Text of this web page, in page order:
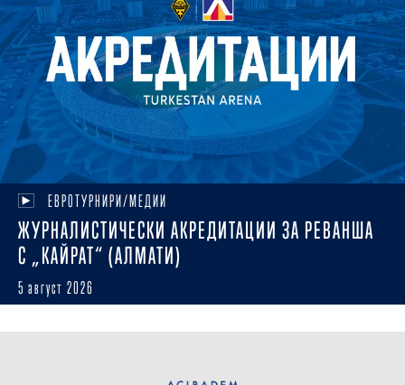
ЕВРОТУРНИРИ/МЕДИИ
ЖУРНАЛИСТИЧЕСКИ АКРЕДИТАЦИИ ЗА РЕВАНША
С „КАЙРАТ“ (АЛМАТИ)
5 август 2026